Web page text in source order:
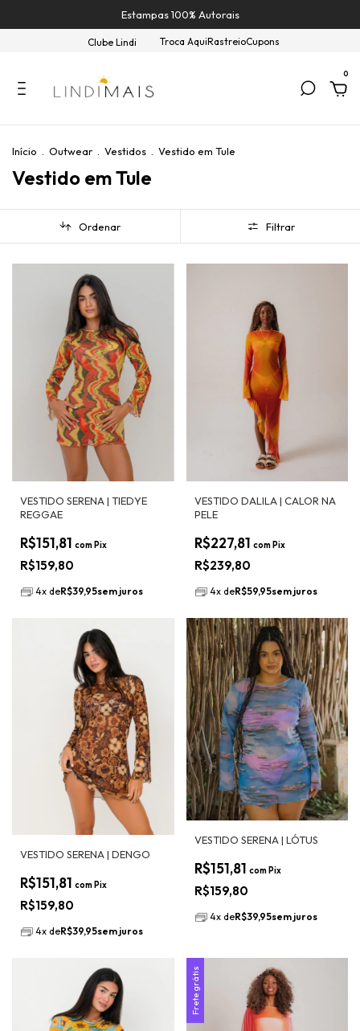
Estampas 100% Autorais
Clube Lindi Troca AquiRastreioCupons
0
Início Outwear Vestidos Vestido em Tule
Vestido em Tule
Ordenar Filtrar
VESTIDO SERENA | TIEDYE
REGGAE
R$159,80
R$151,81 comPix
4x deR$39,95sem juros
VESTIDO DALILA | CALOR NA
PELE
R$239,80
R$227,81 comPix
4x deR$59,95sem juros
VESTIDO SERENA | DENGO
R$159,80
R$151,81 com Pix
4x deR$39,95sem juros
VESTIDO SERENA | LÓTUS
R$159,80
R$151,81 comPix
4x deR$39,95sem juros
Frete grátis